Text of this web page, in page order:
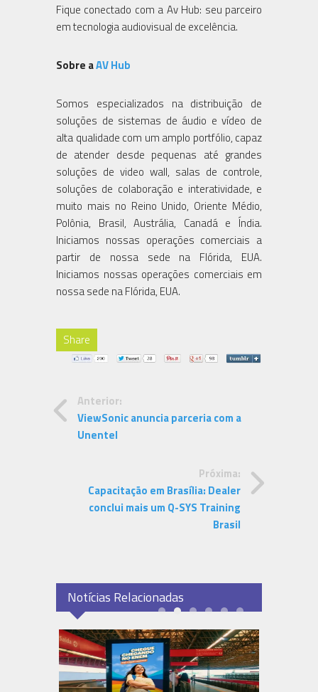
Fique conectado com a Av Hub: seu parceiro
em tecnologia audiovisual de excelência.
Sobre aAV Hub
Somos especializados na distribuição de
soluções de sistemas de áudio e vídeo de
alta qualidade com um amplo portfólio, capaz
de atender desde pequenas até grandes
soluções de video wall, salas de controle,
soluções de colaboração e interatividade, e
muito mais no Reino Unido, Oriente Médio,
Polônia, Brasil, Austrália, Canadá e Índia.
Iniciamos nossas operações comerciais a
partir de nossa sede na Flórida, EUA.
Iniciamos nossas operações comerciais em
nossa sede na Flórida, EUA.
Share
Anterior:
ViewSonic anuncia parceria com a
Unentel
Próxima:
Capacitação em Brasília: Dealer
conclui mais um Q-SYS Training
Brasil
Notícias Relacionadas